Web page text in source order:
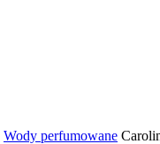
Wody perfumowane